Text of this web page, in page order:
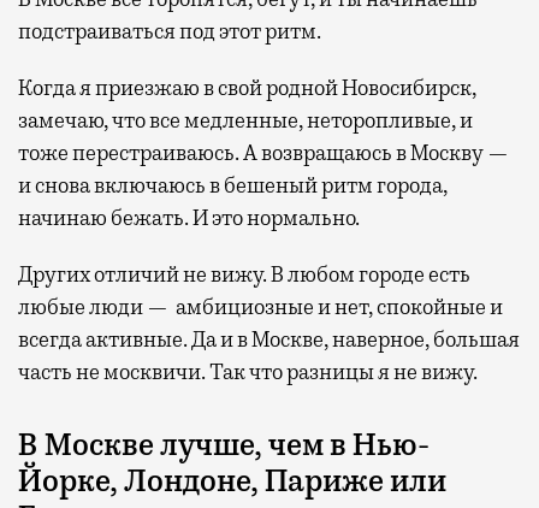
подстраиваться под этот ритм.
Когда я приезжаю в свой родной Новосибирск,
замечаю, что все медленные, неторопливые, и
тоже перестраиваюсь. А возвращаюсь в Москву —
и снова включаюсь в бешеный ритм города,
начинаю бежать. И это нормально.
Других отличий не вижу. В любом городе есть
любые люди — амбициозные и нет, спокойные и
всегда активные. Да и в Москве, наверное, большая
часть не москвичи. Так что разницы я не вижу.
В Москве лучше, чем в Нью-
Йорке, Лондоне, Париже или